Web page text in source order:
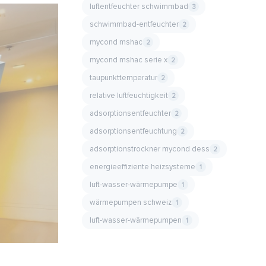
luftentfeuchter schwimmbad 3
schwimmbad-entfeuchter 2
mycond mshac 2
mycond mshac serie x 2
taupunkttemperatur 2
relative luftfeuchtigkeit 2
adsorptionsentfeuchter 2
adsorptionsentfeuchtung 2
adsorptionstrockner mycond dess 2
energieeffiziente heizsysteme 1
luft-wasser-wärmepumpe 1
wärmepumpen schweiz 1
luft-wasser-wärmepumpen 1